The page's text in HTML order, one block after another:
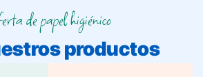
de papel higiénico
productos